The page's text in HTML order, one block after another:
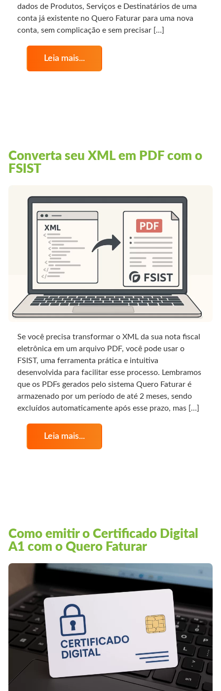
dados de Produtos, Serviços e Destinatários de uma
conta já existente no Quero Faturar para uma nova
conta, sem complicação e sem precisar […]
Leia mais...
Converta seu XML em PDF com o
FSIST
Se você precisa transformar o XML da sua nota fiscal
eletrônica em um arquivo PDF, você pode usar o
FSIST, uma ferramenta prática e intuitiva
desenvolvida para facilitar esse processo. Lembramos
que os PDFs gerados pelo sistema Quero Faturar é
armazenado por um período de até 2 meses, sendo
excluídos automaticamente após esse prazo, mas […]
Leia mais...
Como emitir o Certificado Digital
A1 com o Quero Faturar